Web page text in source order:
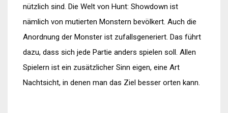
nützlich sind. Die Welt von Hunt: Showdown ist
nämlich von mutierten Monstern bevölkert. Auch die
Anordnung der Monster ist zufallsgeneriert. Das führt
dazu, dass sich jede Partie anders spielen soll. Allen
Spielern ist ein zusätzlicher Sinn eigen, eine Art
Nachtsicht, in denen man das Ziel besser orten kann.